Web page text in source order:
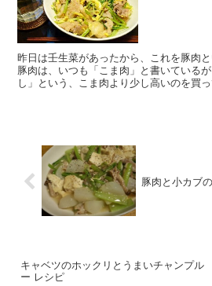
昨日は壬生菜があったから、これを豚肉
豚肉は、いつも「こま肉」と書いている
し」という、こま肉より少し高いのを買
豚肉と小カブ
キャベツのホックリとうまいチャンプル
ー レシピ